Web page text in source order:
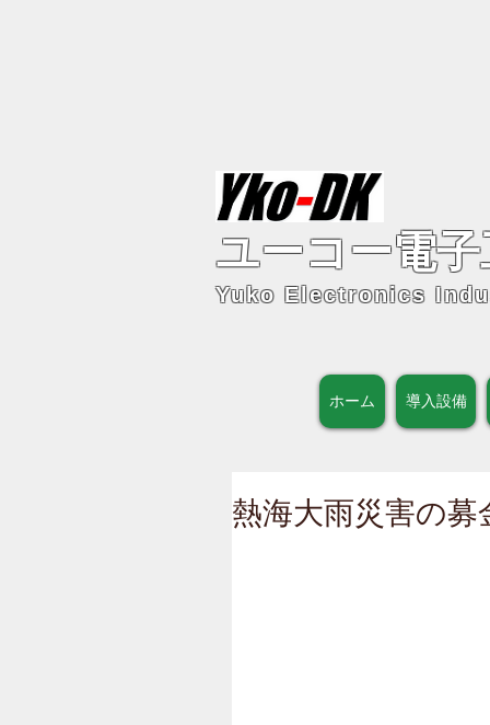
ユーコー電
Yuko Electronics
ホーム 導入設備
熱海大雨災害の